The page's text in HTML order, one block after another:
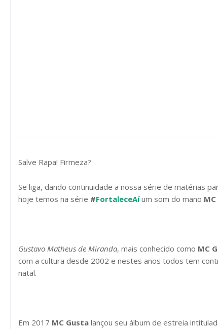
Salve Rapa! Firmeza?
Se liga, dando continuidade a nossa série de matérias
hoje temos na série #FortaleceAíum som do mano
Gustavo Matheus de Miranda, mais conhecido como MC
com a cultura desde 2002 e nestes anos todos tem
natal.
Em 2017 MC Gusta lançou seu álbum de estreia